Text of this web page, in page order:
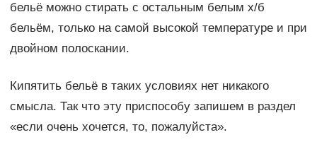
бельё можно стирать с остальным белым х/б
бельём, только на самой высокой температуре и при
двойном полоскании.
Кипятить бельё в таких условиях нет никакого
смысла. Так что эту приспособу запишем в раздел
«если очень хочется, то, пожалуйста».